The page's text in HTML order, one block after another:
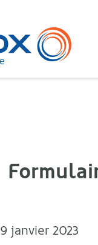
9 janvier 2023